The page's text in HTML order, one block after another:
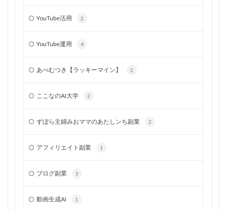
YouTube活用 2
YouTube運用 4
あべむつき【ラッキーマイン】 2
ここなのAI大学 2
ずぼら主婦みおママのあたしンち副業 2
アフィリエイト副業 1
ブログ副業 3
動画生成AI 1